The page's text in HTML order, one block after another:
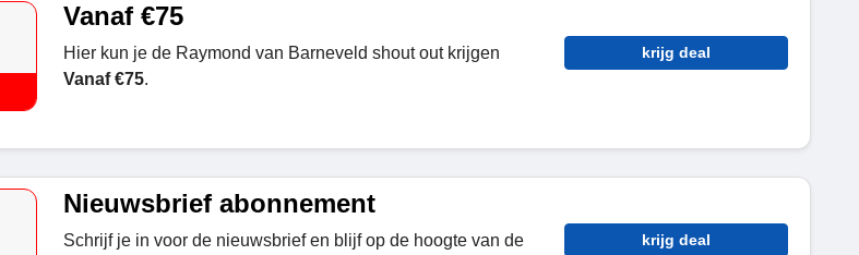
Vanaf €75
Hier kun je de Raymond van Barneveld shout out krijgen
Vanaf €75.
krijg deal
Nieuwsbrief abonnement
Schrijf je in voor de nieuwsbrief en blijf op de hoogte van de
krijg deal